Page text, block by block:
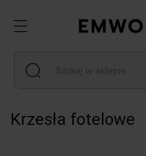
Krzesła fotelowe